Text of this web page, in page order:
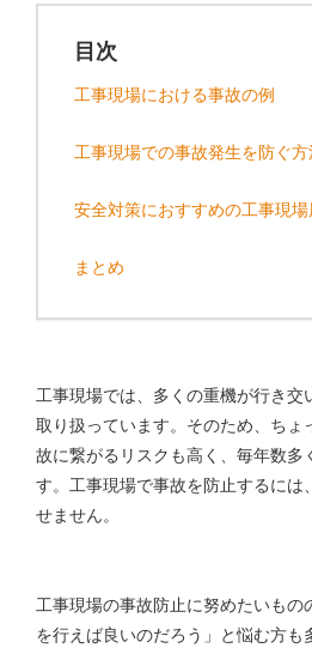
目次
工事現場における事故の例
工事現場での事故発生を防ぐ
安全対策におすすめの工事現
まとめ
工事現場では、多くの重機が行き交
取り扱っています。そのため、ちょ
故に繋がるリスクも高く、毎年数多
す。工事現場で事故を防止するには
せません。
工事現場の事故防止に努めたいもの
を行えば良いのだろう」と悩む方も